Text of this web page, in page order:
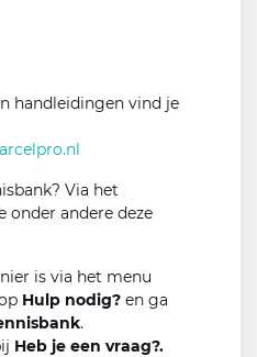
handleidingen vind je
Via het
onder andere deze
is via het menu
Hulp nodig?en ga
.
Heb je een vraag?.